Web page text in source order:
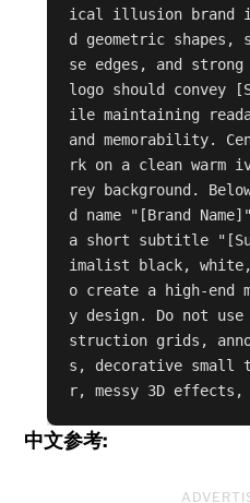
ical illusion brand
d geometric
se edges, and
logo should convey
ile maintaining
and memorability.
rk on a clean
rey background.
d name "[Brand
a short subtitle
imalist black,
o create a high-end
y design. Do not
struction grids,
s, decorative small
r, messy 3D
中文参考: